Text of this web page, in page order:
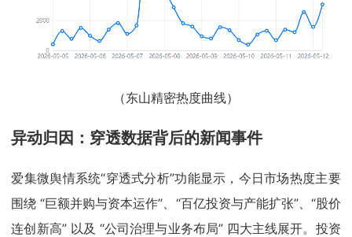
（东山精密热度曲线）
异动归因：穿透数据背后的新闻事件
爱集微舆情系统“穿透式分析”功能显示，今日市场热度主要
围绕 “巨额并购与资本运作”、“百亿投资与产能扩张”、“股价
连创新高” 以及 “公司治理与业务布局” 四大主线展开。投资